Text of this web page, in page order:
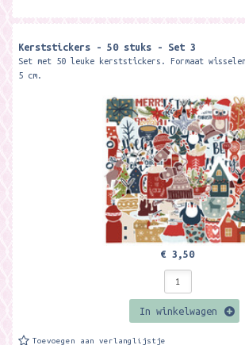
Kerststickers - 50 stuks - Set 3
Set met 50 leuke kerststickers. Formaat
5 cm.
€ 3,50
In winkelwagen
Toevoegen aan verlanglijstje